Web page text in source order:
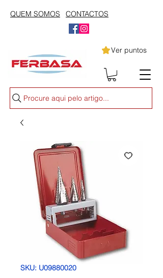
QUEM SOMOS CONTACTOS
Ver puntos
Procure aqui pelo artigo...
SKU: U09880020